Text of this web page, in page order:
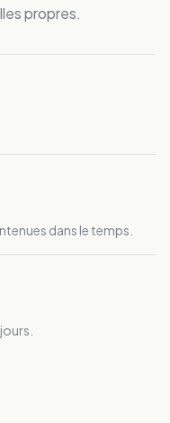
propres.
dans le temps.